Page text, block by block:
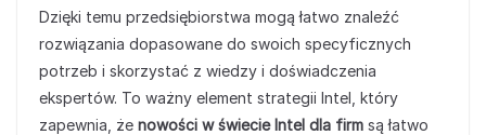
Dzięki temu przedsiębiorstwa mogą łatwo znaleźć
rozwiązania dopasowane do swoich specyficznych
potrzeb i skorzystać z wiedzy i doświadczenia
ekspertów. To ważny element strategii Intel, który
zapewnia, że nowości w świecie Intel dla firm są łatwo